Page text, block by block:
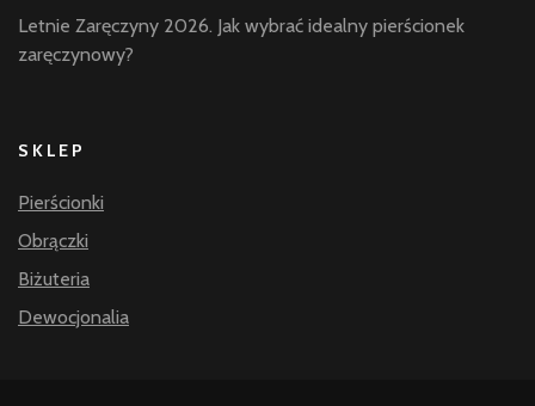
Letnie Zaręczyny 2026. Jak wybrać idealny pierścionek
zaręczynowy?
SKLEP
Pierścionki
Obrączki
Biżuteria
Dewocjonalia